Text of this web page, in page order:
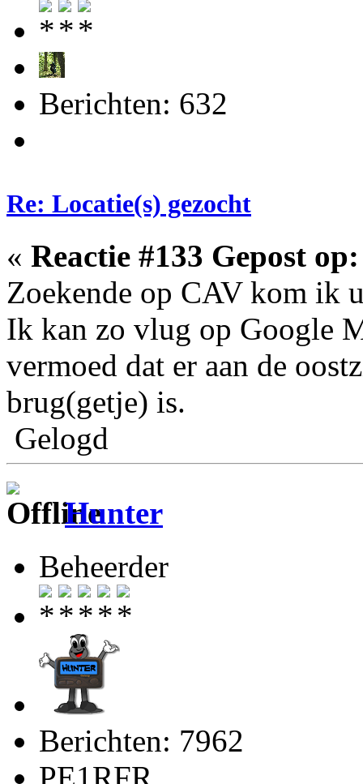
Berichten: 632
Re: Locatie(s) gezocht
« Reactie #133 Gepost op:
Zoekende op CAV kom ik
Ik kan zo vlug op Google
vermoed dat er aan de
brug(getje) is.
Gelogd
Hunter
Beheerder
Berichten: 7962